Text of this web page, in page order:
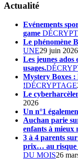
Actualité
Evénements
game
Le phénomène
UNE29 juin 2026
Les jeunes ados
usages.
Mystery Boxes :
!DÉCRYPTAGE
Le
2026
Un n°1
Auchan parie
enfants à mieux
3 à 4 parents
prix… au risque
DU MOIS26